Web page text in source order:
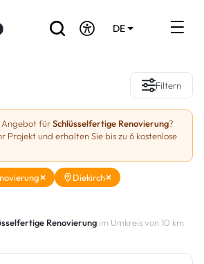
DE
Filtern
Angebot fürSchlüsselfertige Renovierung?
Projekt und erhalten Sie bis zu 6 kostenlose
Diekirch
Renovierung im Umkreis von 10 km